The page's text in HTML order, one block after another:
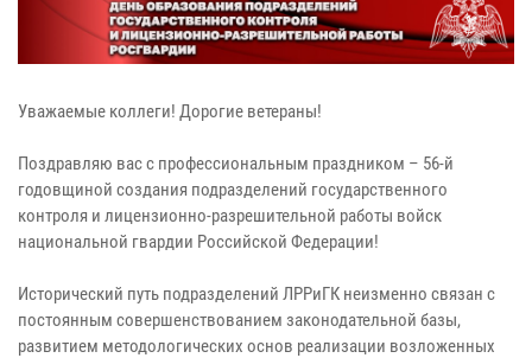
Уважаемые коллеги! Дорогие ветераны!
Поздравляю вас с профессиональным праздником – 56-й
годовщиной создания подразделений государственного
контроля и лицензионно-разрешительной работы войск
национальной гвардии Российской Федерации!
Исторический путь подразделений ЛРРиГК неизменно связан с
постоянным совершенствованием законодательной базы,
развитием методологических основ реализации возложенных